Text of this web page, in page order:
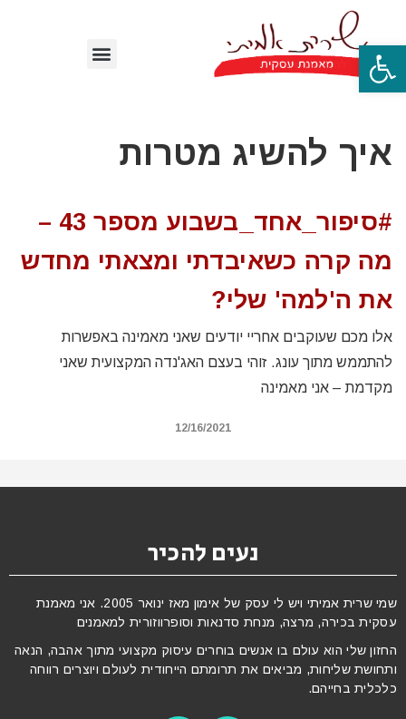
פתח סרגל נגישות
איך להשיג מטרות
#סיפור_אחד_בשבוע מספר 43 –
מה קרה כשאיבדתי ומצאתי מחדש
את ה'למה' שלי?
אלו מכם שעוקבים אחריי יודעים שאני מאמינה באפשרות
להתממש מתוך עונג. זוהי בעצם האג'נדה המקצועית שאני
מקדמת – אני מאמינה
12/16/2021
נעים להכיר
שמי שרית אמיתי ויש לי עסק של אימון מאז ינואר 2005. אני מאמנת
עסקית בכירה, מרצה, מנחת סדנאות וסופרווזורית למאמנים
החזון שלי הוא עולם בו אנשים בוחרים עיסוק מקצועי מתוך אהבה, הנאה
ותחושת שליחות, מביאים את תרומתם הייחודית לעולם ויוצרים רווחה
כלכלית בחייהם.